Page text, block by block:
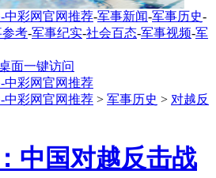
中彩网官网推荐-军事新闻-军事历史-
考-军事纪实-社会百态-军事视频-军
面一键访问
中彩网官网推荐
中彩网官网推荐 > 军事历史 > 对越反
中国对越反击战